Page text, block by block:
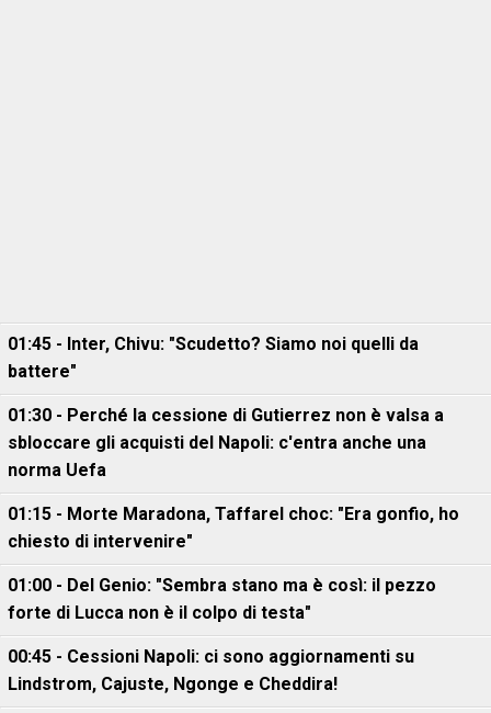
01:45 - Inter, Chivu: "Scudetto? Siamo noi quelli da
battere"
01:30 - Perché la cessione di Gutierrez non è valsa a
sbloccare gli acquisti del Napoli: c'entra anche una
norma Uefa
01:15 - Morte Maradona, Taffarel choc: "Era gonfio, ho
chiesto di intervenire"
01:00 - Del Genio: "Sembra stano ma è così: il pezzo
forte di Lucca non è il colpo di testa"
00:45 - Cessioni Napoli: ci sono aggiornamenti su
Lindstrom, Cajuste, Ngonge e Cheddira!